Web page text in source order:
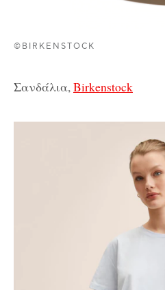
©BIRKENSTOCK
Σανδάλια,Birkenstock